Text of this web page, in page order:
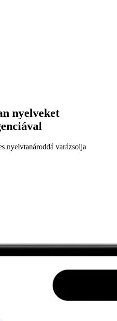
nyelveket
nyelvtanároddá varázsolja